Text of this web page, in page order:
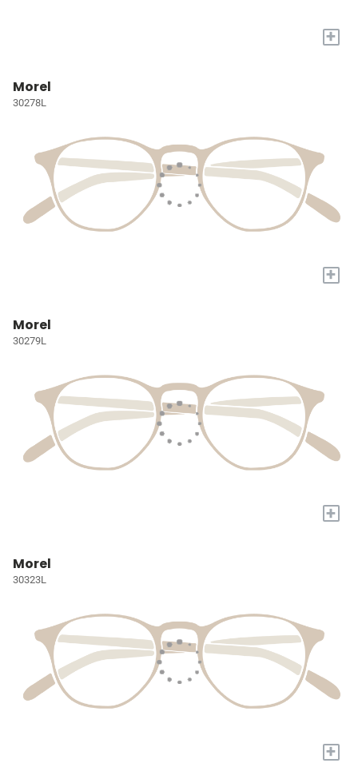
+
Morel
30278L
+
Morel
30279L
+
Morel
30323L
+